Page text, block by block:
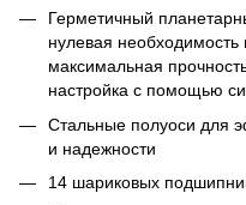
Герметичный
нулевая необходимость
максимальная
настройка с помощью
Стальные полуоси для
и надежности
14 шариковых